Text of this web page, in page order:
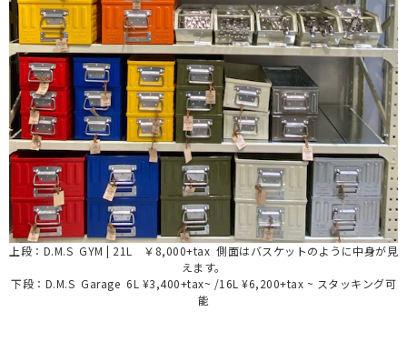
上段：D.M.S GYM | 21L ￥8,000+tax 側面はバスケットのように中身が見
えます。
下段：D.M.S Garage 6L ¥3,400+tax~ /16L ¥6,200+tax ~ スタッキング可
能